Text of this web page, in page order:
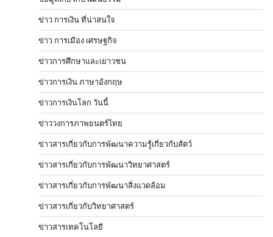
ข่าว การเงิน ที่น่าสนใจ
ข่าว การเมือง เศรษฐกิจ
ข่าวการศึกษาและเยาวชน
ข่าวการเงิน ภาษาอังกฤษ
ข่าวการเงินโลก วันนี้
ข่าววงการภาพยนตร์ไทย
ข่าวสารเกี่ยวกับการพัฒนาความรู้เกี่ยวกับสัตว์
ข่าวสารเกี่ยวกับการพัฒนาวิทยาศาสตร์
ข่าวสารเกี่ยวกับการพัฒนาสิ่งแวดล้อม
ข่าวสารเกี่ยวกับวิทยาศาสตร์
ข่าวสารเทคโนโลยี